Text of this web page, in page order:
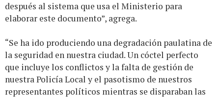
después al sistema que usa el Ministerio para
elaborar este documento”, agrega.
“Se ha ido produciendo una degradación paulatina de
la seguridad en nuestra ciudad. Un cóctel perfecto
que incluye los conflictos y la falta de gestión de
nuestra Policía Local y el pasotismo de nuestros
representantes políticos mientras se disparaban las